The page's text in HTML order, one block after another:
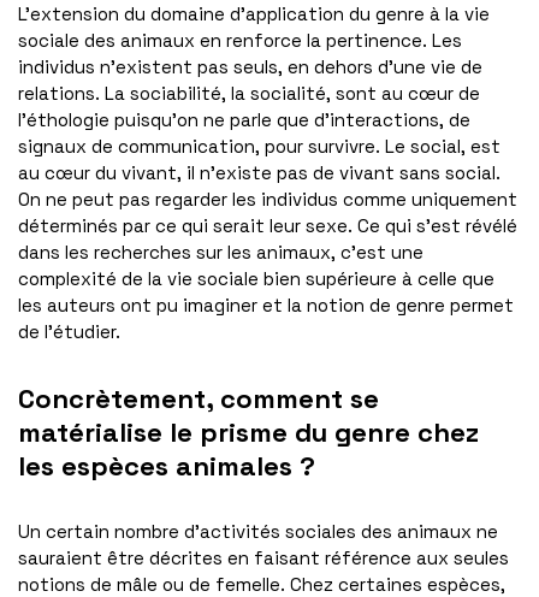
L’extension du domaine d’application du genre à la vie
sociale des animaux en renforce la pertinence. Les
individus n’existent pas seuls, en dehors d’une vie de
relations. La sociabilité, la socialité, sont au cœur de
l’éthologie puisqu’on ne parle que d’interactions, de
signaux de communication, pour survivre. Le social, est
au cœur du vivant, il n’existe pas de vivant sans social.
On ne peut pas regarder les individus comme uniquement
déterminés par ce qui serait leur sexe. Ce qui s’est révélé
dans les recherches sur les animaux, c’est une
complexité de la vie sociale bien supérieure à celle que
les auteurs ont pu imaginer et la notion de genre permet
de l’étudier.
Concrètement, comment se
matérialise le prisme du genre chez
les espèces animales ?
Un certain nombre d’activités sociales des animaux ne
sauraient être décrites en faisant référence aux seules
notions de mâle ou de femelle. Chez certaines espèces,